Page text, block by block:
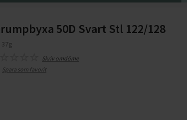
50D Svart Stl 122/128
37g
Skriv omdöme
Spara som favorit